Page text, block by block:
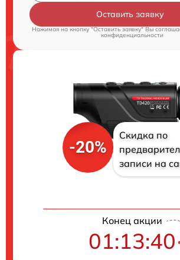
Оставить заявку
Нажимая на кнопку "Оставить заявку" Вы
конфиденциальности
-20%
Скидка по
записи на
Конец акции
01:13:40